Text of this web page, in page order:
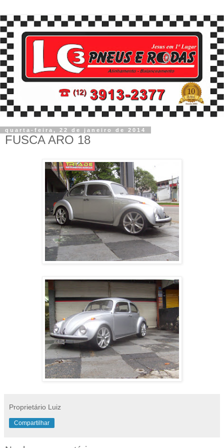
quarta-feira, 22 de janeiro de 2014
FUSCA ARO 18
Proprietário Luiz
Compartilhar